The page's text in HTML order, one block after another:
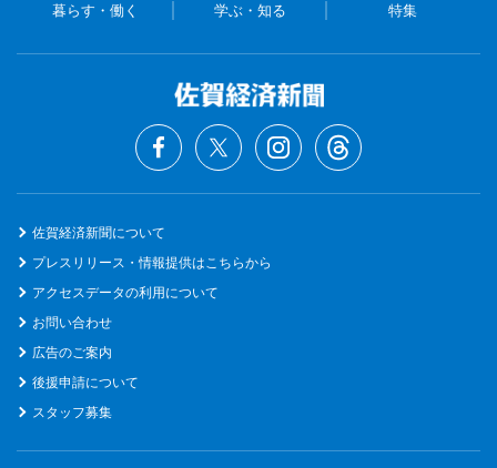
暮らす・働く 学ぶ・知る 特集
佐賀経済新聞について
プレスリリース・情報提供はこちらから
アクセスデータの利用について
お問い合わせ
広告のご案内
後援申請について
スタッフ募集